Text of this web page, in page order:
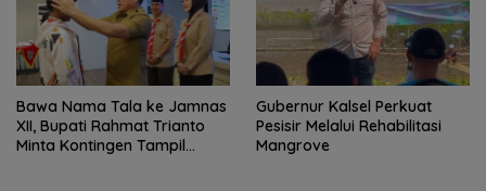
Bawa Nama Tala ke Jamnas
XII, Bupati Rahmat Trianto
Minta Kontingen Tampil
Gubernur Kalsel Perkuat
Pesisir Melalui Rehabilitasi
Mangrove